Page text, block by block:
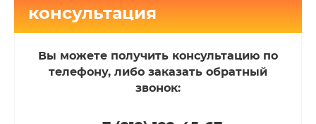
консультация
Вы можете получить консультацию по
телефону, либо заказать обратный
звонок: